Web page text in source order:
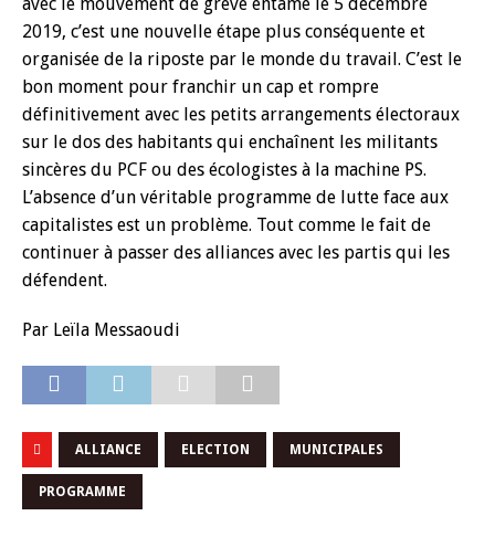
2019, c’est une nouvelle étape plus conséquente et
organisée de la riposte par le monde du travail. C’est le
bon moment pour franchir un cap et rompre
définitivement avec les petits arrangements électoraux
sur le dos des habitants qui enchaînent les militants
sincères du PCF ou des écologistes à la machine PS.
L’absence d’un véritable programme de lutte face aux
capitalistes est un problème. Tout comme le fait de
continuer à passer des alliances avec les partis qui les
défendent.
Par Leïla Messaoudi
ALLIANCE ELECTION MUNICIPALES
PROGRAMME